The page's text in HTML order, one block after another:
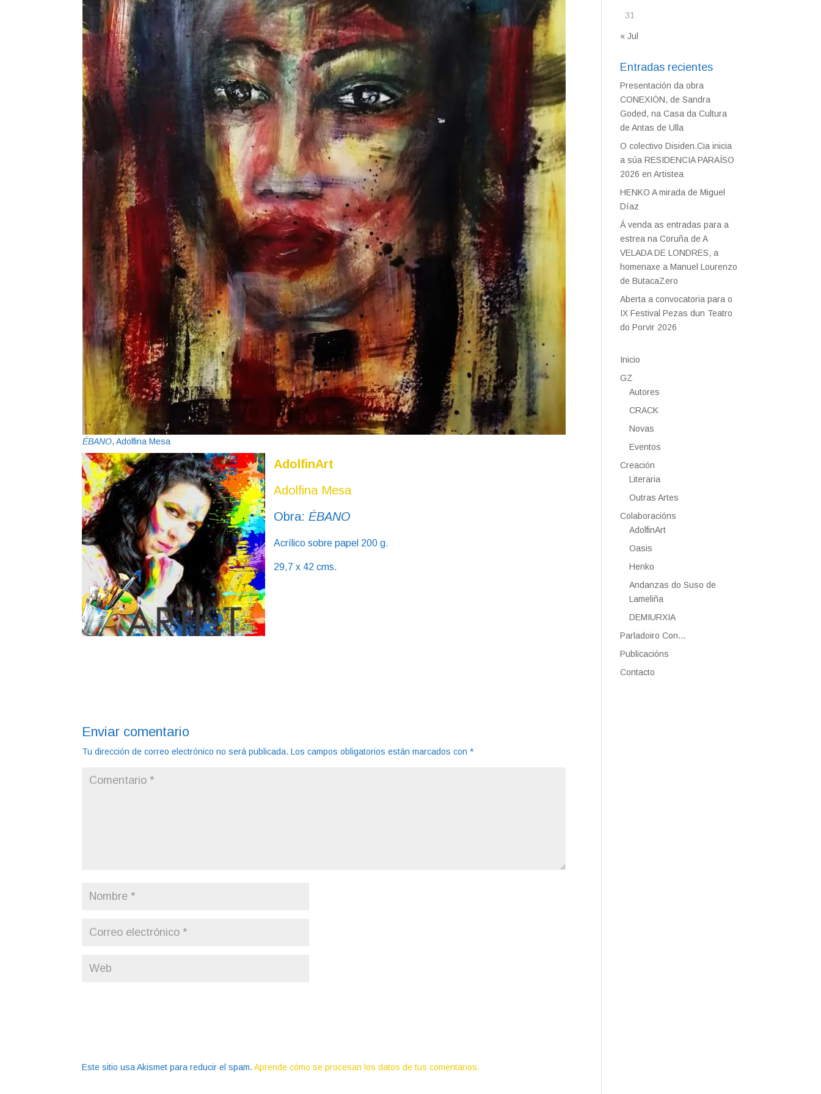
ÉBANO, Adolfina Mesa
AdolfinArt
Adolfina Mesa
Obra:ÉBANO
Acrílico sobre papel 200 g.
29,7 x 42 cms.
Enviar comentario
Tu dirección de correo electrónico no será publicada. Los campos obligatorios están marcados con*
Este sitio usa Akismet para reducir el spam.Aprende cómo se procesan los datos de tus comentarios.
31
« Jul
Entradas recientes
Presentación da obra
CONEXIÓN, de Sandra
Goded, na Casa da Cultura
de Antas de Ulla
O colectivo Disiden.Cia inicia
a súa RESIDENCIA PARAÍSO
2026 en Artistea
HENKO A mirada de Miguel
Díaz
Á venda as entradas para a
estrea na Coruña de A
VELADA DE LONDRES, a
homenaxe a Manuel Lourenzo
de ButacaZero
Aberta a convocatoria para o
IX Festival Pezas dun Teatro
do Porvir 2026
Inicio
GZ
Autores
CRACK
Novas
Eventos
Creación
Literaria
Outras Artes
Colaboracións
AdolfinArt
Oasis
Henko
Andanzas do Suso de
Lameliña
DEMIURXIA
Parladoiro Con…
Publicacións
Contacto